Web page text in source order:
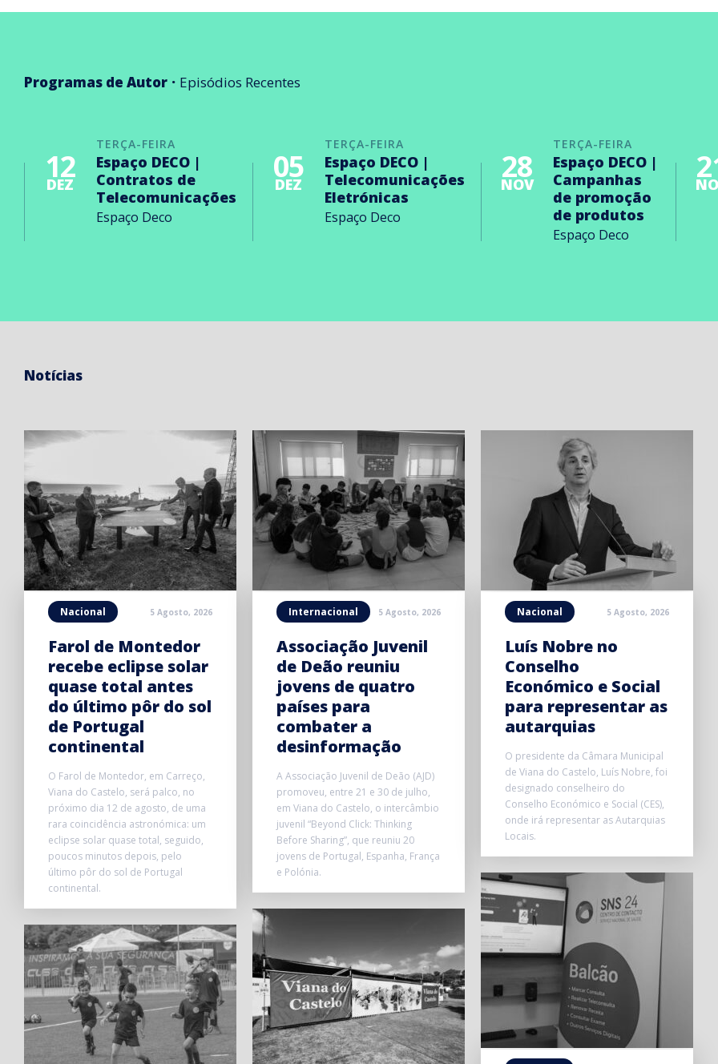
Programas de Autor Episódios Recentes
TERÇA-FEIRA
12
DEZ
Espaço DECO |
Contratos de
Telecomunicações
Espaço Deco
TERÇA-FEIRA
05
DEZ
Espaço DECO |
Telecomunicações
Eletrónicas
Espaço Deco
TERÇA-FEIRA
28
NOV
Espaço DECO |
Campanhas
de promoção
de produtos
Espaço Deco
Notícias
Nacional 5 Agosto, 2026
Farol de Montedor
recebe eclipse solar
quase total antes
do último pôr do sol
de Portugal
continental
O Farol de Montedor, em Carreço,
Viana do Castelo, será palco, no
próximo dia 12 de agosto, de uma
rara coincidência astronómica: um
eclipse solar quase total, seguido,
poucos minutos depois, pelo
último pôr do sol de Portugal
continental.
Internacional 5 Agosto, 2026
Associação Juvenil
de Deão reuniu
jovens de quatro
países para
combater a
desinformação
A Associação Juvenil de Deão (AJD)
promoveu, entre 21 e 30 de julho,
em Viana do Castelo, o intercâmbio
juvenil “Beyond Click: Thinking
Before Sharing”, que reuniu 20
jovens de Portugal, Espanha, França
e Polónia.
Nacional 5 Agosto, 2026
Luís Nobre no
Conselho
Económico e Social
para representar as
autarquias
O presidente da Câmara Municipal
de Viana do Castelo, Luís Nobre, foi
designado conselheiro do
Conselho Económico e Social (CES),
onde irá representar as Autarquias
Locais.